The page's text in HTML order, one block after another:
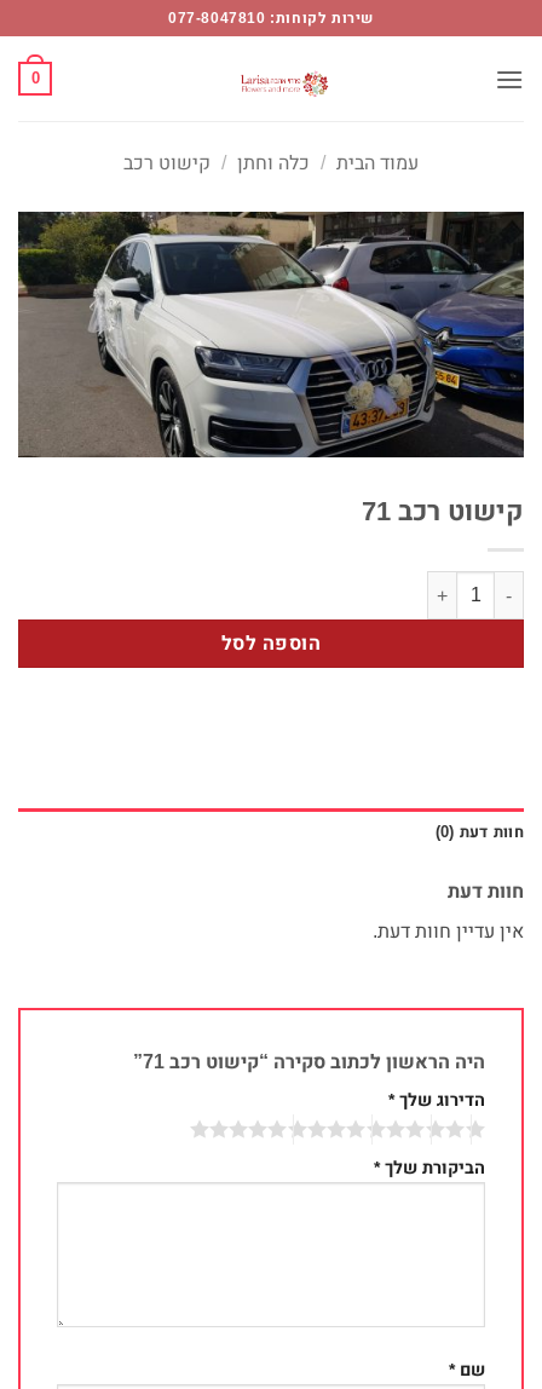
content
שירות לקוחות: 077-8047810
0
עמוד הבית / כלה וחתן / קישוט רכב
קישוט רכב 71
כמות של קישוט רכב 71
הוספה לסל
חוות דעת (0)
חוות דעת
אין עדיין חוות דעת.
היה הראשון לכתוב סקירה “קישוט רכב 71”
הדירוג שלך*
הביקורת שלך*
שם*